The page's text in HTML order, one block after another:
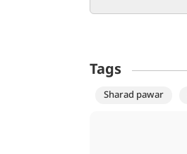
Tags
Sharad pawar